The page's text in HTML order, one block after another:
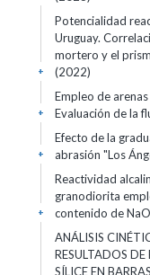
Potencialidad
Uruguay.
mortero y el
(2022)
+
Empleo de
Evaluación de la
+
Efecto de la
abrasión "Los
+
Reactividad
granodiorita
contenido de
+
ANÁLISIS
RESULTADOS
SÍLICE EN